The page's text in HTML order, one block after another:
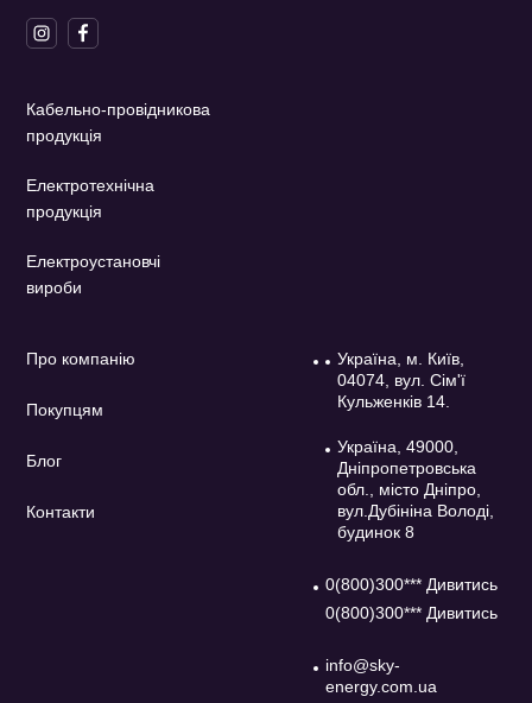
Кабельно-провідникова
продукція
Електротехнічна
продукція
Електроустановчі
вироби
Про компанію
Покупцям
Блог
Контакти
Україна, м. Київ,
04074, вул. Сім'ї
Кульженків 14.
Україна, 49000,
Дніпропетровська
обл., місто Дніпро,
вул.Дубініна Володі,
будинок 8
0(800)300*** Дивитись
0(800)300*** Дивитись
info@sky-
energy.com.ua